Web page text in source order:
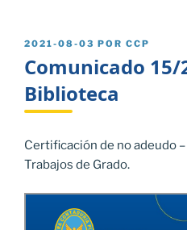
PUBLICADO
2021-08-03 POR CCP
Comunicado 15/
Biblioteca
Certificación de no adeudo
Trabajos de Grado.